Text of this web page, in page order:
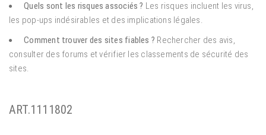
Quels sont les risques associés ? Les risques incluent les virus,
les pop-ups indésirables et des implications légales.
Comment trouver des sites fiables ? Rechercher des avis,
consulter des forums et vérifier les classements de sécurité des
sites.
ART.1111802